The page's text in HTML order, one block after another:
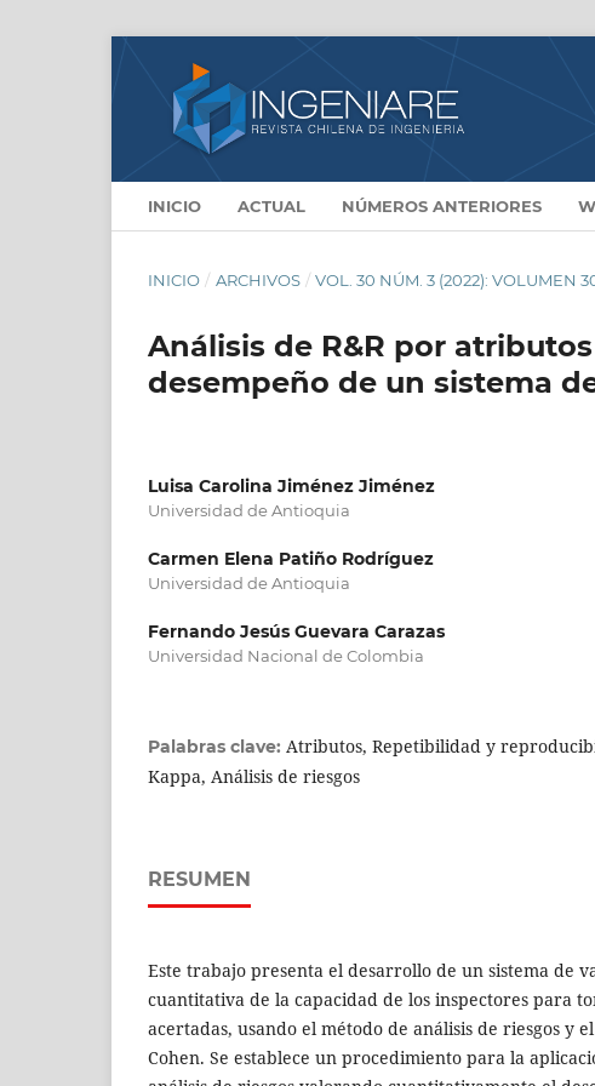
INICIO ACTUAL NÚMEROS ANTERIORES
INICIO / ARCHIVOS / VOL. 30 NÚM. 3 (2022): VOLUMEN
Análisis de R&R por
desempeño de un sistema
Luisa Carolina Jiménez Jiménez
Universidad de Antioquia
Carmen Elena Patiño Rodríguez
Universidad de Antioquia
Fernando Jesús Guevara Carazas
Universidad Nacional de Colombia
Palabras clave: Atributos, Repetibilidad y
Kappa, Análisis de riesgos
RESUMEN
Este trabajo presenta el desarrollo de un sistema de
cuantitativa de la capacidad de los inspectores para
acertadas, usando el método de análisis de riesgos y
Cohen. Se establece un procedimiento para la